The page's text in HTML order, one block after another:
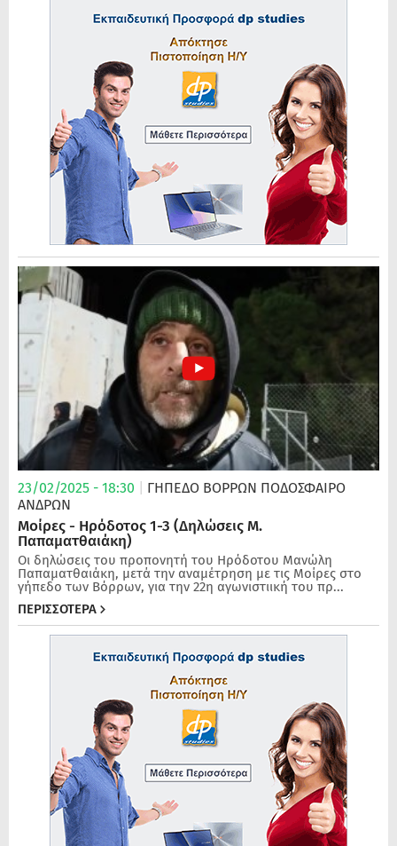
23/02/2025 - 18:30 ΓΗΠΕΔΟ ΒΟΡΡΩΝ ΠΟΔΌΣΦΑΙΡΟ
ΑΝΔΡΏΝ
Μοίρες - Ηρόδοτος 1-3 (Δηλώσεις Μ.
Παπαματθαιάκη)
Οι δηλώσεις του προπονητή του Ηρόδοτου Μανώλη
Παπαματθαιάκη, μετά την αναμέτρηση με τις Μοίρες στο
γήπεδο των Βόρρων, για την 22η αγωνιστιική του πρ...
ΠΕΡΙΣΣΟΤΕΡΑ